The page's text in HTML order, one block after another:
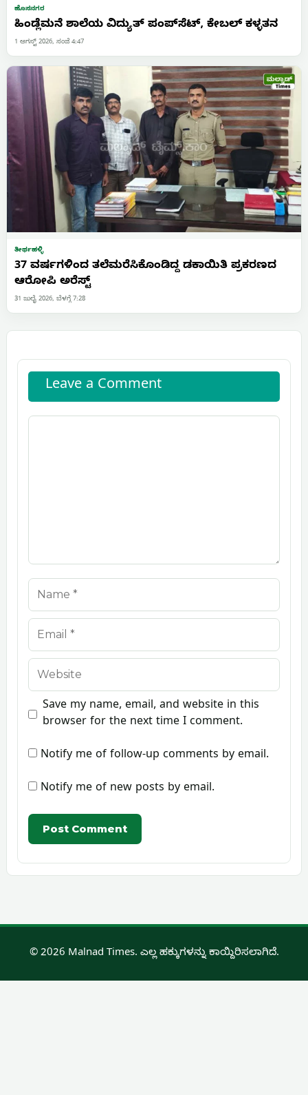
ಹೊಸನಗರ
ಹಿಂಡ್ಲೆಮನೆ ಶಾಲೆಯ ವಿದ್ಯುತ್ ಪಂಪ್‌ಸೆಟ್, ಕೇಬಲ್ ಕಳ್ಳತನ
1 ಆಗಸ್ಟ್ 2026, ಸಂಜೆ 4:47
ತೀರ್ಥಹಳ್ಳಿ
37 ವರ್ಷಗಳಿಂದ ತಲೆಮರೆಸಿಕೊಂಡಿದ್ದ ಡಕಾಯಿತಿ ಪ್ರಕರಣದ
ಆರೋಪಿ ಅರೆಸ್ಟ್
31 ಜುಲೈ 2026, ಬೆಳಗ್ಗೆ 7:28
Leave a Comment
Comment
Name
Email
Website
Save my name, email, and website in this
browser for the next time I comment.
Notify me of follow-up comments by email.
Notify me of new posts by email.
© 2026 Malnad Times. ಎಲ್ಲ ಹಕ್ಕುಗಳನ್ನು ಕಾಯ್ದಿರಿಸಲಾಗಿದೆ.